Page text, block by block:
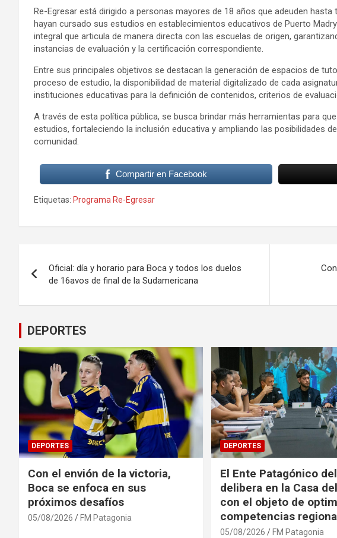
Re-Egresar está dirigido a personas mayores de 18 años que adeuden
hayan cursado sus estudios en establecimientos educativos de Puerto
integral que articula de manera directa con las escuelas de origen,
instancias de evaluación y la certificación correspondiente.
Entre sus principales objetivos se destacan la generación de espacios de
proceso de estudio, la disponibilidad de material digitalizado de cada
instituciones educativas para la definición de contenidos, criterios de
A través de esta política pública, se busca brindar más herramientas para
estudios, fortaleciendo la inclusión educativa y ampliando las posibilidades
comunidad.
Compartir en Facebook
Etiquetas: Programa Re-Egresar
de
entradas
Oficial: día y horario para Boca y todos los duelos
de 16avos de final de la Sudamericana
DEPORTES
DEPORTES
Con el envión de la victoria,
Boca se enfoca en sus
próximos desafíos
05/08/2026 FM Patagonia
DEPORTES
El Ente Patagónico
delibera en la Casa
con el objeto de
competencias
05/08/2026 FM Patagonia